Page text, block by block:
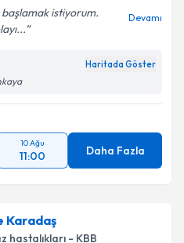
istiyorum.
Devamı
Haritada Göster
10 Ağu
11:00 Daha Fazla
Karadaş
hastalıkları - KBB